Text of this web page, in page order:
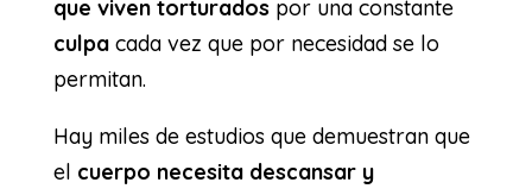
que viven torturadospor una constante
culpacada vez que por necesidad se lo
permitan.
Hay miles de estudios que demuestran que
el cuerpo necesita descansar y